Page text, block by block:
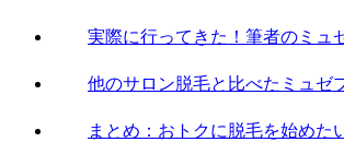
実際に行ってきた！筆者のミュ
他のサロン脱毛と比べたミュゼ
まとめ：おトクに脱毛を始めた